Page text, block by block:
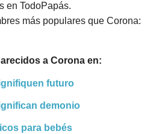
en TodoPapás.
más populares que Corona:
a Corona en:
futuro
demonio
para bebés